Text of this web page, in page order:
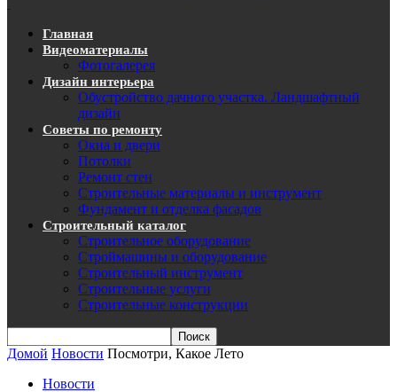
Главная
Видеоматериалы
Фотогалерея
Дизайн интерьера
Обустройство дачного участка. Ландшафтный
дизайн
Советы по ремонту
Окна и двери
Потолки
Ремонт стен
Строительные материалы и инструмент
Фундамент и отделка фасадов
Строительный каталог
Строительное оборудование
Строймашины и оборудование
Строительный инструмент
Строительные услуги
Строительные конструкции
Домой Новости Посмотри, Какое Лето
Новости